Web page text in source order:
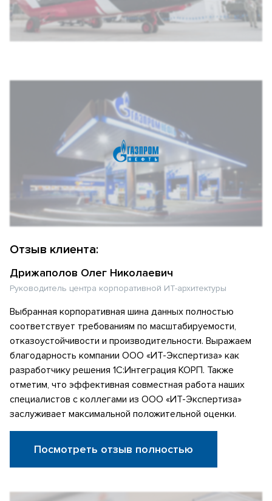
Отзыв клиента:
Дрижаполов Олег Николаевич
Руководитель центра корпоративной ИТ-архитектуры
Выбранная корпоративная шина данных полностью
соответствует требованиям по масштабируемости,
отказоустойчивости и производительности. Выражаем
благодарность компании ООО «ИТ-Экспертиза» как
разработчику решения 1С:Интеграция КОРП. Также
отметим, что эффективная совместная работа наших
специалистов с коллегами из ООО «ИТ-Экспертиза»
заслуживает максимальной положительной оценки.
Посмотреть отзыв полностью